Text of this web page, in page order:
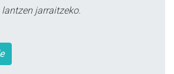
jarraitzeko.